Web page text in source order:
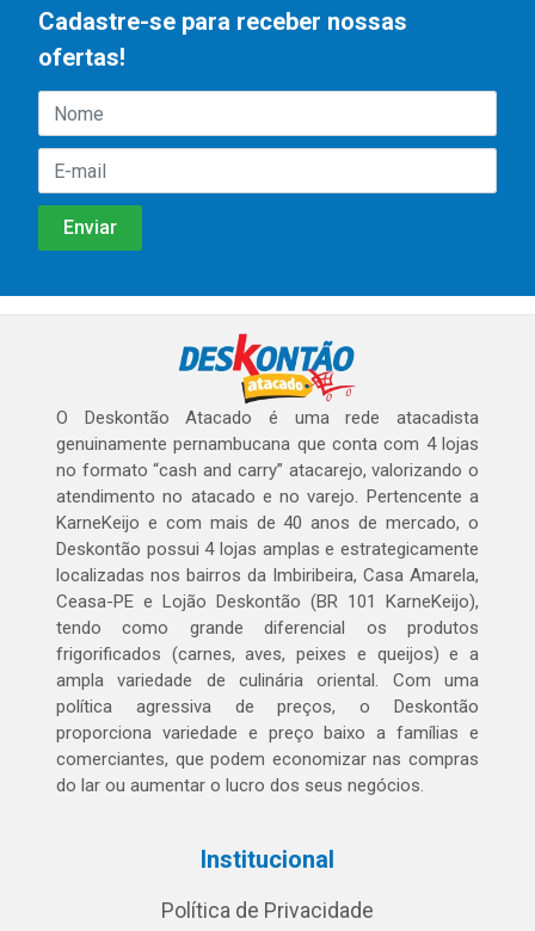
Cadastre-se para receber nossas
ofertas!
O Deskontão Atacado é uma rede atacadista
genuinamente pernambucana que conta com 4 lojas
no formato “cash and carry” atacarejo, valorizando o
atendimento no atacado e no varejo. Pertencente a
KarneKeijo e com mais de 40 anos de mercado, o
Deskontão possui 4 lojas amplas e estrategicamente
localizadas nos bairros da Imbiribeira, Casa Amarela,
Ceasa-PE e Lojão Deskontão (BR 101 KarneKeijo),
tendo como grande diferencial os produtos
frigorificados (carnes, aves, peixes e queijos) e a
ampla variedade de culinária oriental. Com uma
política agressiva de preços, o Deskontão
proporciona variedade e preço baixo a famílias e
comerciantes, que podem economizar nas compras
do lar ou aumentar o lucro dos seus negócios.
Institucional
Política de Privacidade